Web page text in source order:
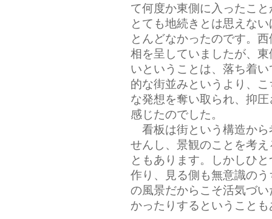
て何度か東側に入ったこ
とても地続きとは思えな
とんどなかったのです。
相を呈していましたが、
いということは、落ち着
的な街並みというより、
な発想を奪い取られ、抑
感じたのでした。
看板は街という構造から
せんし、景観のことを考
ともあります。しかしひ
作り、見る側も無意識の
の風景だからこそ活気づ
かったりするということ